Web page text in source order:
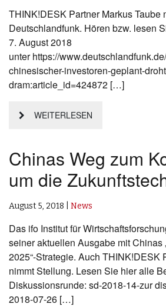
THINK!DESK Partner Markus Taube
Deutschlandfunk. Hören bzw. lesen
7. August 2018
unter https://
chinesischer-investoren-geplant-
dram:article_id=424872 […]
WEITERLESEN
Chinas Weg zum
um die
August 5, 2018 News
Das ifo Institut für
seiner aktuellen Ausgabe mit Chinas
2025“-Strategie. Auch THINK!DESK
nimmt Stellung. Lesen Sie hier alle
Diskussionsrunde: sd-2018-14-zur
2018-07-26 […]